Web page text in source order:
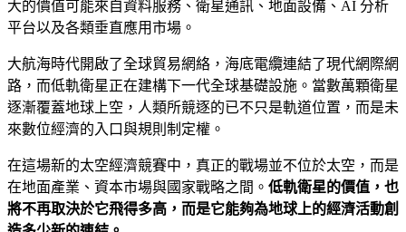
大的價值可能來自資料服務、衛星通訊、地面設備、AI 分析
平台以及各類垂直應用市場。
大航海時代開啟了全球貿易網絡，海底電纜連結了現代網際網
路，而低軌衛星正在建構下一代全球基礎設施。當數萬顆衛星
逐漸覆蓋地球上空，人類所競逐的已不只是軌道位置，而是未
來數位經濟的入口與規則制定權。
在這場新的太空經濟競賽中，真正的戰場並不位於太空，而是
在地面產業、資本市場與國家戰略之間。 低軌衛星的價值，也
將不再取決於它飛得多高，而是它能夠為地球上的經濟活動創